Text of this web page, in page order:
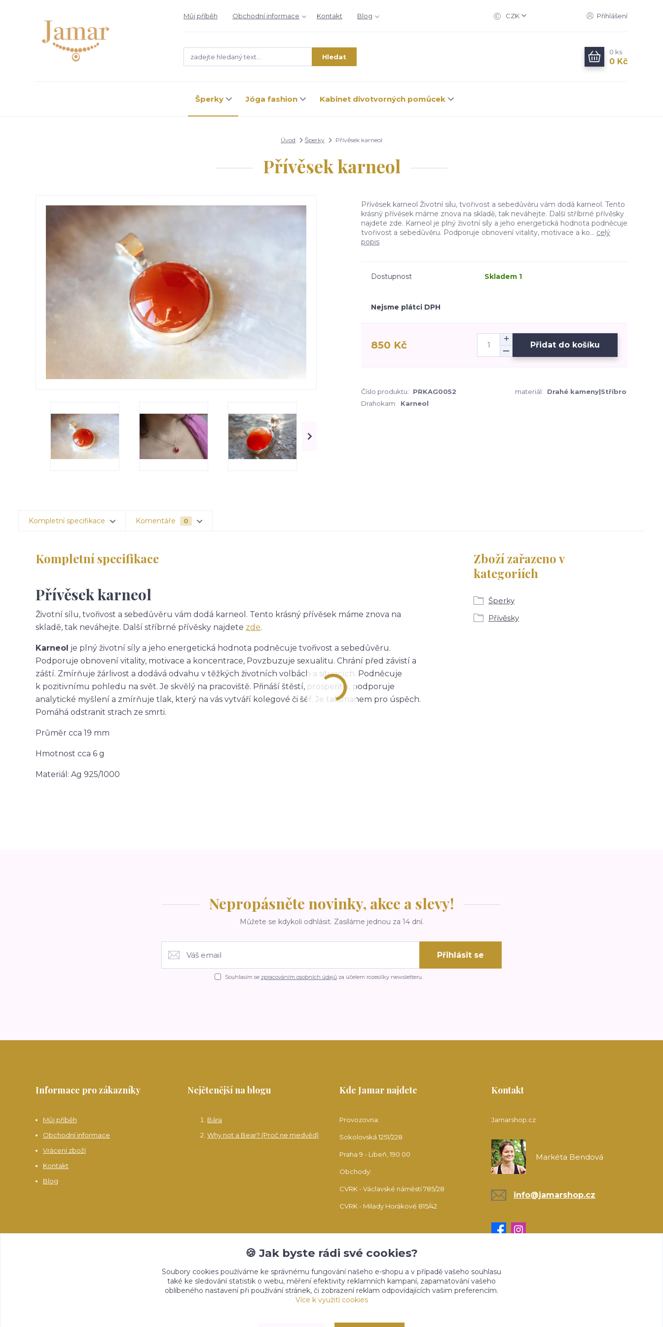
Můj příběh Obchodní informace Kontakt Blog CZK Přihlášení
Hledat
0 ks
0 Kč
Šperky Jóga fashion Kabinet divotvorných pomůcek
Úvod Šperky Přívěsek karneol
Přívěsek karneol
Přívěsek karneol Životní sílu, tvořivost a sebedůvěru vám dodá karneol. Tento
krásný přívěsek máme znova na skladě, tak neváhejte. Další stříbrné přívěsky
najdete zde. Karneol je plný životní síly a jeho energetická hodnota podněcuje
tvořivost a sebedůvěru. Podporuje obnovení vitality, motivace a ko... celý
popis
Dostupnost Skladem 1
Nejsme plátci DPH
850 Kč Přidat do košíku
Číslo produktu: PRKAG0052 materiál:
Drahé kameny|Stříbro
Drahokam:
Karneol
Kompletní specifikace Komentáře 0
Kompletní specifikace
Přívěsek karneol
Životní sílu, tvořivost a sebedůvěru vám dodá karneol. Tento krásný přívěsek máme znova na
skladě, tak neváhejte. Další stříbrné přívěsky najdete zde.
Karneol je plný životní síly a jeho energetická hodnota podněcuje tvořivost a sebedůvěru.
Podporuje obnovení vitality, motivace a koncentrace, Povzbuzuje sexualitu. Chrání před závistí a
záští. Zmírňuje žárlivost a dodává odvahu v těžkých životních volbách a situacích. Podněcuje
k pozitivnímu pohledu na svět. Je skvělý na pracoviště. Přináší štěstí, prosperitu, podporuje
analytické myšlení a zmírňuje tlak, který na vás vytváří kolegové či šéf. Je talismanem pro úspěch.
Pomáhá odstranit strach ze smrti.
Průměr cca 19 mm
Hmotnost cca 6 g
Materiál: Ag 925/1000
Zboží zařazeno v
kategoriích
Šperky
Přívěsky
Nepropásněte novinky, akce a slevy!
Můžete se kdykoli odhlásit. Zasíláme jednou za 14 dní.
Přihlásit se
Souhlasím se zpracováním osobních údajůza účelem rozesílky newsletteru.
Informace pro zákazníky
Můj příběh
Obchodní informace
Vrácení zboží
Kontakt
Blog
Nejčtenější na blogu
Bára
Why not a Bear? (Proč ne medvěd)
Kde Jamar najdete
Provozovna:
Sokolovská 1251/228
Praha 9 - Libeň, 190 00
Obchody:
CVRK - Václavské náměstí 785/28
CVRK - Milady Horákové 815/42
Kontakt
Jamarshop.cz
Markéta Bendová
info@jamarshop.cz
Upravit sběr cookies.
🍪 Jak byste rádi své cookies?
Soubory cookies používáme ke správnému fungování našeho e-shopu a v případě vašeho souhlasu
také ke sledování statistik o webu, měření efektivity reklamních kampaní, zapamatování vašeho
oblíbeného nastavení při používání stránek, či zobrazení reklam odpovídajících vašim preferencím.
Více k využití cookies